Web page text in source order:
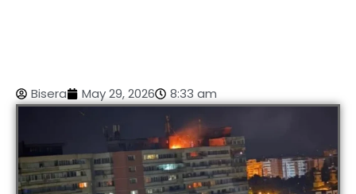
Bisera May 29, 2026 8:33 am